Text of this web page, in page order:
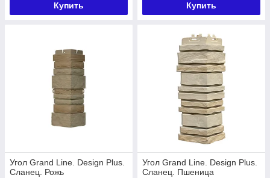
Купить Купить
Угол Grand Line. Design Plus.
Сланец. Рожь
Угол Grand Line. Design Plus.
Сланец. Пшеница